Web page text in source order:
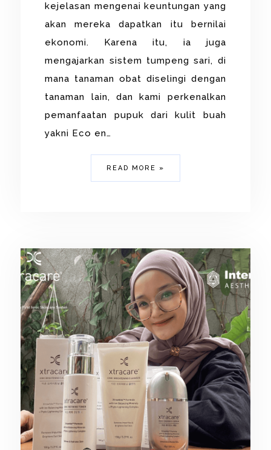
kejelasan mengenai keuntungan yang
akan mereka dapatkan itu bernilai
ekonomi. Karena itu, ia juga
mengajarkan sistem tumpeng sari, di
mana tanaman obat diselingi dengan
tanaman lain, dan kami perkenalkan
pemanfaatan pupuk dari kulit buah
yakni Eco en…
READ MORE »